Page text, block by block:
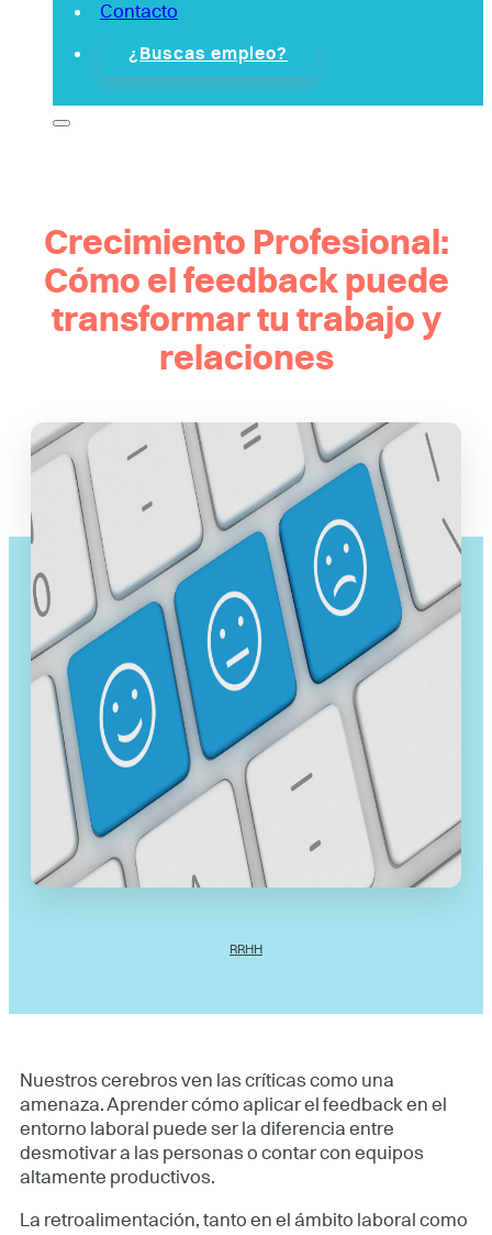
Contacto
¿Buscas empleo?
Crecimiento Profesional:
Cómo el feedback puede
transformar tu trabajo y
relaciones
RRHH
Nuestros cerebros ven las críticas como una
amenaza. Aprender cómo aplicar el feedback en el
entorno laboral puede ser la diferencia entre
desmotivar a las personas o contar con equipos
altamente productivos.
La retroalimentación, tanto en el ámbito laboral como